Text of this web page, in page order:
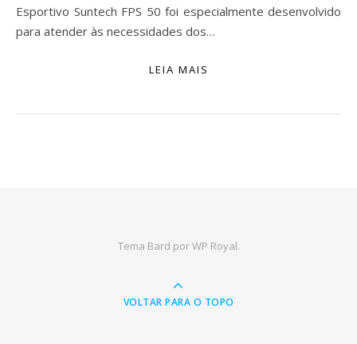
Esportivo Suntech FPS 50 foi especialmente desenvolvido
para atender às necessidades dos…
LEIA MAIS
Tema Bard porWP Royal.
VOLTAR PARA O TOPO